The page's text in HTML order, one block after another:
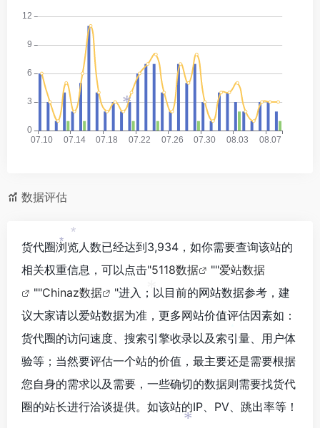
数据评估
货代圈浏览人数已经达到3,934，如你需要查询该站的
相关权重信息，可以点击"5118数据 ""爱站数据
""Chinaz数据
"进入；以目前的网站数据参考，建
议大家请以爱站数据为准，更多网站价值评估因素如：
货代圈的访问速度、搜索引擎收录以及索引量、用户体
验等；当然要评估一个站的价值，最主要还是需要根据
您自身的需求以及需要，一些确切的数据则需要找货代
圈的站长进行洽谈提供。如该站的IP、PV、跳出率等！
*
*
*
*
*